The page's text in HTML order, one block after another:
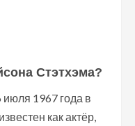
Стэтхэма?
1967 года в
как актёр,